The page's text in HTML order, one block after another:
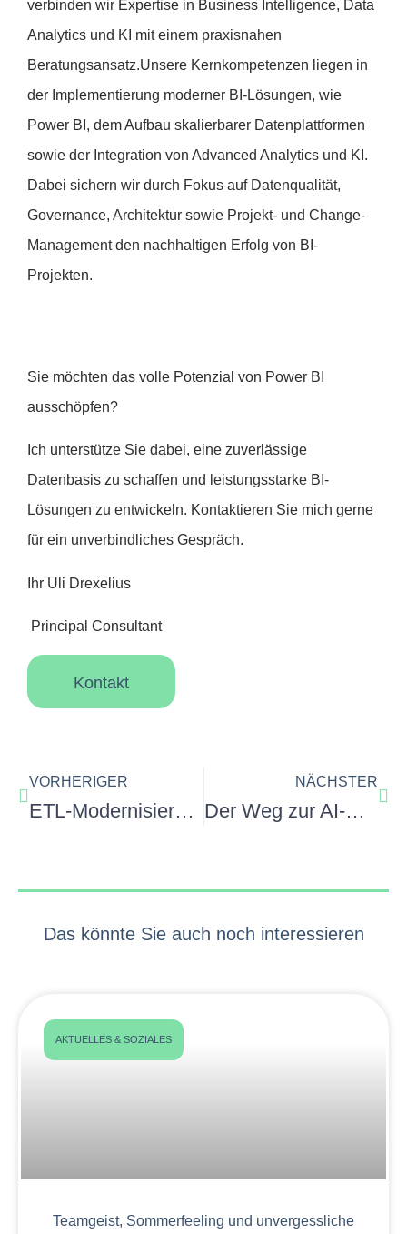
verbinden wir Expertise in Business Intelligence, Data
Analytics und KI mit einem praxisnahen
Beratungsansatz.Unsere Kernkompetenzen liegen in
der Implementierung moderner BI-Lösungen, wie
Power BI, dem Aufbau skalierbarer Datenplattformen
sowie der Integration von Advanced Analytics und KI.
Dabei sichern wir durch Fokus auf Datenqualität,
Governance, Architektur sowie Projekt- und Change-
Management den nachhaltigen Erfolg von BI-
Projekten.
Sie möchten das volle Potenzial von Power BI
ausschöpfen?
Ich unterstütze Sie dabei, eine zuverlässige
Datenbasis zu schaffen und leistungsstarke BI-
Lösungen zu entwickeln. Kontaktieren Sie mich gerne
für ein unverbindliches Gespräch.
Ihr Uli Drexelius
Principal Consultant
Kontakt
VORHERIGER
ETL-Modernisierung: Architektur, Risiken und Lösungsansätze
NÄCHSTER
Der Weg zur AI-Ready Data Platform mit IBM Confluent – Teil 3
Das könnte Sie auch noch interessieren
AKTUELLES & SOZIALES
Teamgeist, Sommerfeeling und unvergessliche